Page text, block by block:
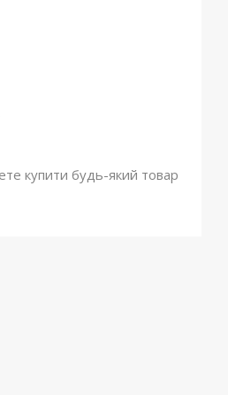
купити будь-який товар